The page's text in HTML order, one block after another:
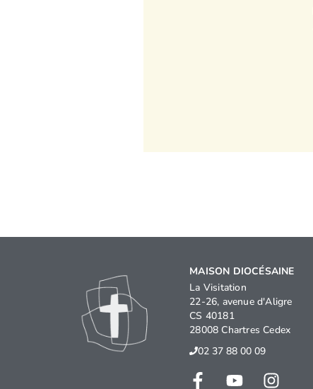
MAISON DIOCÉSAINE
La Visitation
22-26, avenue d'Aligre
CS 40181
28008 Chartres Cedex
02 37 88 00 09